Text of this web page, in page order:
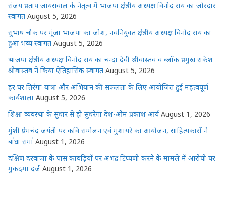
संजय प्रताप जायसवाल के नेतृत्व में भाजपा क्षेत्रीय अध्यक्ष विनोद राय का जोरदार
स्वागत August 5, 2026
सुभाष चौक पर गूंजा भाजपा का जोश, नवनियुक्त क्षेत्रीय अध्यक्ष विनोद राय का
हुआ भव्य स्वागत August 5, 2026
भाजपा क्षेत्रीय अध्यक्ष विनोद राय का चन्दा देवी श्रीवास्तव व ब्लॉक प्रमुख राकेश
श्रीवास्तव ने किया ऐतिहासिक स्वागत August 5, 2026
हर घर तिरंगा’ यात्रा और अभियान की सफलता के लिए आयोजित हुई महत्वपूर्ण
कार्यशाला August 5, 2026
शिक्षा व्यवस्था के सुधार से ही सुधरेगा देश-ओम प्रकाश आर्य August 1, 2026
मुंशी प्रेमचंद जयंती पर कवि सम्मेलन एवं मुशायरे का आयोजन, साहित्यकारों ने
बांधा समां August 1, 2026
दक्षिण दरवाजा के पास कांवड़ियों पर अभद्र टिप्पणी करने के मामले में आरोपी पर
मुकदमा दर्ज August 1, 2026